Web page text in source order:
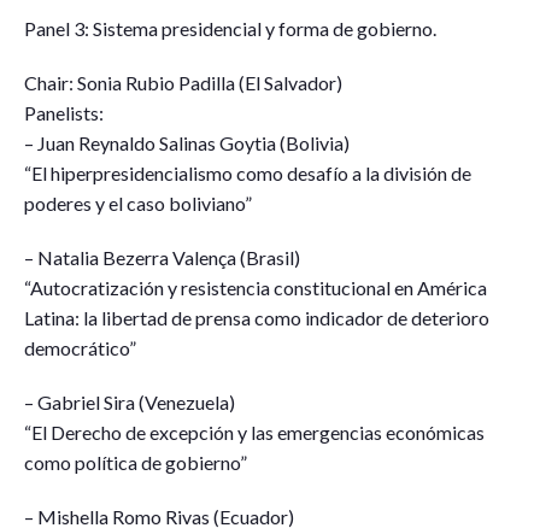
Panel 3: Sistema presidencial y forma de gobierno.
Chair: Sonia Rubio Padilla (El Salvador)
Panelists:
– Juan Reynaldo Salinas Goytia (Bolivia)
“El hiperpresidencialismo como desafío a la división de
poderes y el caso boliviano”
– Natalia Bezerra Valença (Brasil)
“Autocratización y resistencia constitucional en América
Latina: la libertad de prensa como indicador de deterioro
democrático”
– Gabriel Sira (Venezuela)
“El Derecho de excepción y las emergencias económicas
como política de gobierno”
– Mishella Romo Rivas (Ecuador)